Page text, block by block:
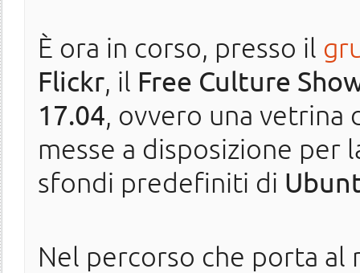
È ora in corso, presso il
Flickr, il Free Culture
17.04, ovvero una vetrina
messe a disposizione per
sfondi predefiniti di
Nel percorso che porta al